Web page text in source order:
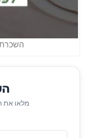
השכרת
מלאו את